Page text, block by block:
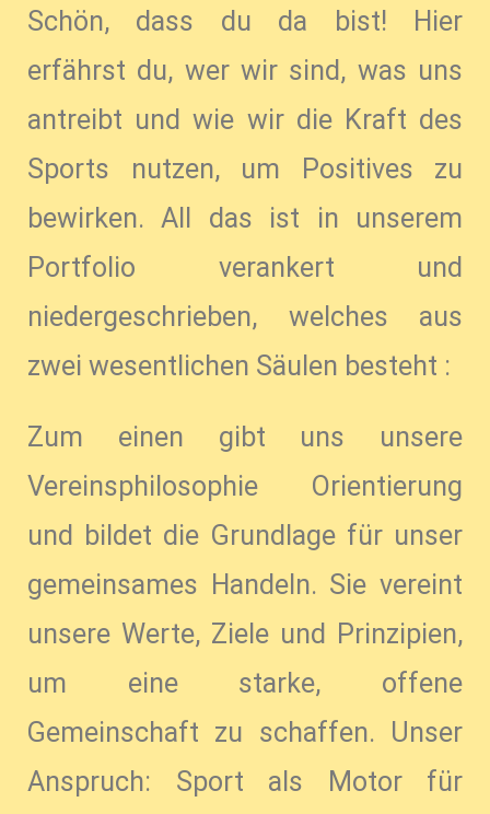
Schön, dass du da bist! Hier
erfährst du, wer wir sind, was uns
antreibt und wie wir die Kraft des
Sports nutzen, um Positives zu
bewirken. All das ist in unserem
Portfolio verankert und
niedergeschrieben, welches aus
zwei wesentlichen Säulen besteht :
Zum einen gibt uns unsere
Vereinsphilosophie Orientierung
und bildet die Grundlage für unser
gemeinsames Handeln. Sie vereint
unsere Werte, Ziele und Prinzipien,
um eine starke, offene
Gemeinschaft zu schaffen. Unser
Anspruch: Sport als Motor für